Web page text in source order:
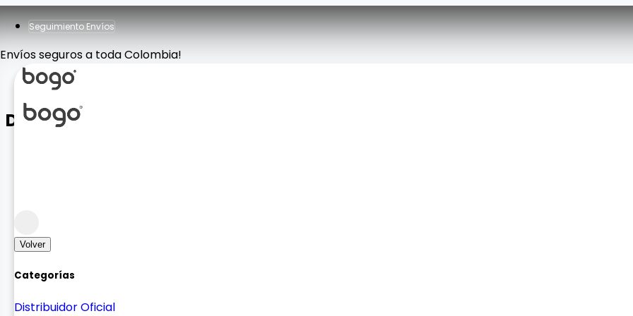
Seguimiento Envíos
Envíos seguros a toda Colombia!
Volver
Categorías
Distribuidor Oficial
Diadema Bluetooth N65